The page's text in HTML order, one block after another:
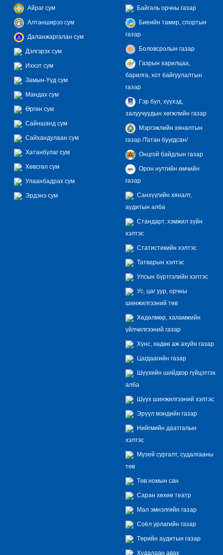
Айраг сум
Алтанширээ сум
Даланжаргалан сум
Дэлгэрэх сум
Иххэт сум
Замын-Үүд сум
Мандах сум
Өргөн сум
Сайншанд сум
Сайхандулаан сум
Хатанбулаг сум
Хөвсгөл сум
Улаанбадрах сум
Эрдэнэ сум
Байгаль орчны газар
Биеийн тамир, спортын
газар
Боловсролын газар
Газрын харилцаа,
барилга, хот байгуулалтын
газар
Гэр бүл, хүүхэд,
залуучуудын хөгжлийн газар
Мэргэжлийн хяналтын
газар /Татан буугдсан/
Онцгой байдлын газар
Орон нутгийн өмчийн
газар
Санхүүгийн хяналт,
аудитын алба
Стандарт, хэмжил зүйн
хэлтэс
Статистикийн хэлтэс
Татварын хэлтэс
Улсын бүртгэлийн хэлтэс
Ус, цаг уур, орчны
шинжилгээний төв
Хөдөлмөр, халамжийн
үйлчилгээний газар
Хүнс, хөдөө аж ахуйн газар
Цагдаагийн газар
Шүүхийн шийдвэр гүйцэтгэх
алба
Шүүх шинжилгээний хэлтэс
Эрүүл мэндийн газар
Нийгмийн даатгалын
хэлтэс
Музей сургалт, судалгааны
төв
Төв номын сан
Саран хөхөө театр
Мал эмнэлгийн газар
Соёл урлагийн газар
Төрийн аудитын газар
Худалдан авах